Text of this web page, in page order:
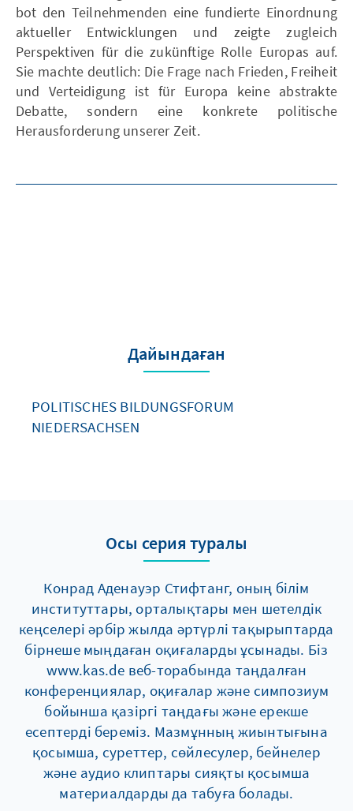
bot den Teilnehmenden eine fundierte Einordnung
aktueller Entwicklungen und zeigte zugleich
Perspektiven für die zukünftige Rolle Europas auf.
Sie machte deutlich: Die Frage nach Frieden, Freiheit
und Verteidigung ist für Europa keine abstrakte
Debatte, sondern eine konkrete politische
Herausforderung unserer Zeit.
Дайындаған
POLITISCHES BILDUNGSFORUM
NIEDERSACHSEN
Осы серия туралы
Конрад Аденауэр Стифтанг, оның білім
институттары, орталықтары мен шетелдік
кеңселері әрбір жылда әртүрлі тақырыптарда
бірнеше мыңдаған оқиғаларды ұсынады. Біз
www.kas.de веб-торабында таңдалған
конференциялар, оқиғалар және симпозиум
бойынша қазіргі таңдағы және ерекше
есептерді береміз. Мазмұнның жиынтығына
қосымша, суреттер, сөйлесулер, бейнелер
және аудио клиптары сияқты қосымша
материалдарды да табуға болады.